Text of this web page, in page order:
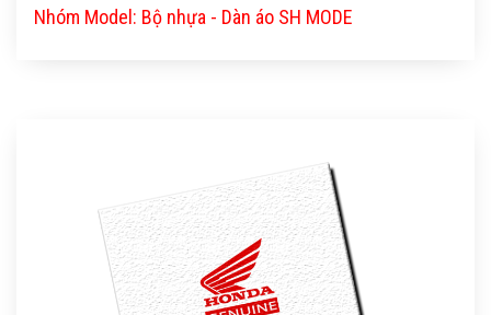
Nhóm Model: Bộ nhựa - Dàn áo SH MODE